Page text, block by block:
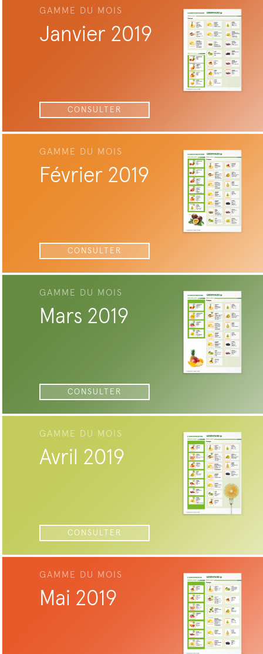
GAMME DU MOIS
Janvier 2019
CONSULTER
GAMME DU MOIS
Février 2019
CONSULTER
GAMME DU MOIS
Mars 2019
CONSULTER
GAMME DU MOIS
Avril 2019
CONSULTER
GAMME DU MOIS
Mai 2019